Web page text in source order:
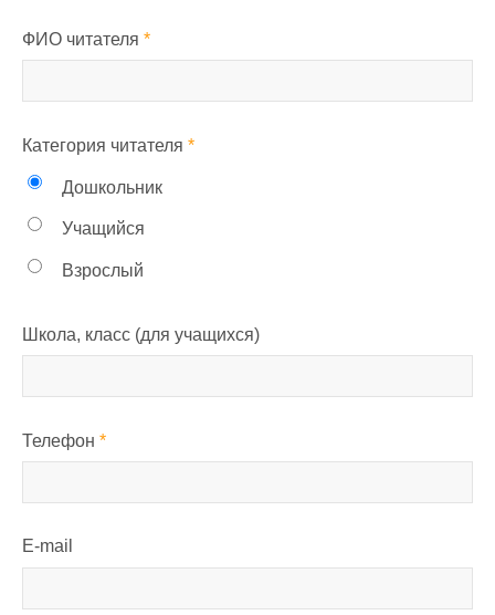
ФИО читателя *
Категория читателя *
Дошкольник
Учащийся
Взрослый
Школа, класс (для учащихся)
Телефон *
E-mail